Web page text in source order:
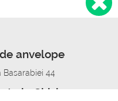
anvelope
Basarabiei 44
in Chisinau